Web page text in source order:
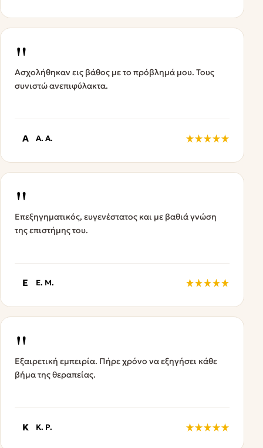
"
Ασχολήθηκαν εις βάθος με το πρόβλημά μου. Τους
συνιστώ ανεπιφύλακτα.
A A. A.
"
Επεξηγηματικός, ευγενέστατος και με βαθιά γνώση
της επιστήμης του.
E E. M.
"
Εξαιρετική εμπειρία. Πήρε χρόνο να εξηγήσει κάθε
βήμα της θεραπείας.
K K. P.